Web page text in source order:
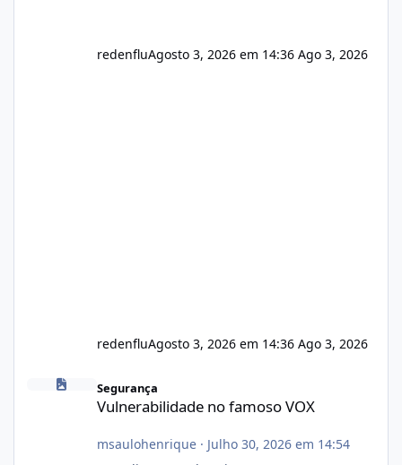
redenfluAgosto 3, 2026 em 14:36 Ago 3, 2026
redenfluAgosto 3, 2026 em 14:36 Ago 3, 2026
Vulnerabilidade no famoso VOX
Segurança
Vulnerabilidade no famoso VOX
msaulohenrique· Julho 30, 2026 em 14:54